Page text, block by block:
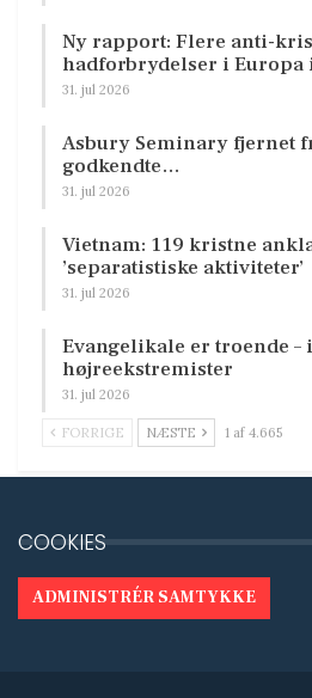
Ny rapport: Flere anti-
hadforbrydelser i Europa
31. jul 2026
Asbury Seminary fjernet
godkendte…
31. jul 2026
Vietnam: 119 kristne
’separatistiske aktiviteter’
31. jul 2026
Evangelikale er troende –
højreekstremister
31. jul 2026
FORRIGE NÆSTE 1 af 4.665
COOKIES
ADMINISTRÉR SAMTYKKE